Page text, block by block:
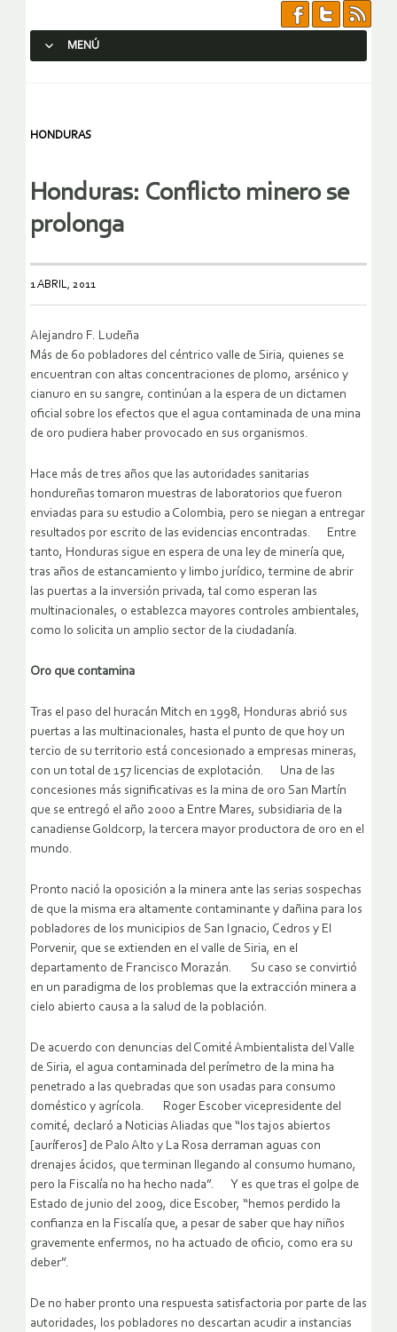
MENÚ
HONDURAS
Honduras: Conflicto minero se
prolonga
1 ABRIL, 2011
Alejandro F. Ludeña
Más de 60 pobladores del céntrico valle de Siria, quienes se
encuentran con altas concentraciones de plomo, arsénico y
cianuro en su sangre, continúan a la espera de un dictamen
oficial sobre los efectos que el agua contaminada de una mina
de oro pudiera haber provocado en sus organismos.
Hace más de tres años que las autoridades sanitarias
hondureñas tomaron muestras de laboratorios que fueron
enviadas para su estudio a Colombia, pero se niegan a entregar
resultados por escrito de las evidencias encontradas. Entre
tanto, Honduras sigue en espera de una ley de minería que,
tras años de estancamiento y limbo jurídico, termine de abrir
las puertas a la inversión privada, tal como esperan las
multinacionales, o establezca mayores controles ambientales,
como lo solicita un amplio sector de la ciudadanía.
Oro que contamina
Tras el paso del huracán Mitch en 1998, Honduras abrió sus
puertas a las multinacionales, hasta el punto de que hoy un
tercio de su territorio está concesionado a empresas mineras,
con un total de 157 licencias de explotación. Una de las
concesiones más significativas es la mina de oro San Martín
que se entregó el año 2000 a Entre Mares, subsidiaria de la
canadiense Goldcorp, la tercera mayor productora de oro en el
mundo.
Pronto nació la oposición a la minera ante las serias sospechas
de que la misma era altamente contaminante y dañina para los
pobladores de los municipios de San Ignacio, Cedros y El
Porvenir, que se extienden en el valle de Siria, en el
departamento de Francisco Morazán. Su caso se convirtió
en un paradigma de los problemas que la extracción minera a
cielo abierto causa a la salud de la población.
De acuerdo con denuncias del Comité Ambientalista del Valle
de Siria, el agua contaminada del perímetro de la mina ha
penetrado a las quebradas que son usadas para consumo
doméstico y agrícola. Roger Escober vicepresidente del
comité, declaró a Noticias Aliadas que “los tajos abiertos
[auríferos] de Palo Alto y La Rosa derraman aguas con
drenajes ácidos, que terminan llegando al consumo humano,
pero la Fiscalía no ha hecho nada”. Y es que tras el golpe de
Estado de junio del 2009, dice Escober, “hemos perdido la
confianza en la Fiscalía que, a pesar de saber que hay niños
gravemente enfermos, no ha actuado de oficio, como era su
deber”.
De no haber pronto una respuesta satisfactoria por parte de las
autoridades, los pobladores no descartan acudir a instancias